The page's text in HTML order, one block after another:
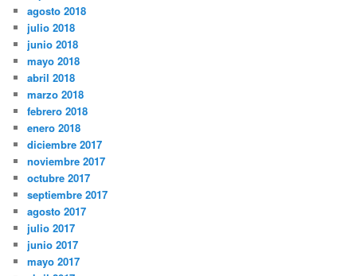
agosto 2018
julio 2018
junio 2018
mayo 2018
abril 2018
marzo 2018
febrero 2018
enero 2018
diciembre 2017
noviembre 2017
octubre 2017
septiembre 2017
agosto 2017
julio 2017
junio 2017
mayo 2017